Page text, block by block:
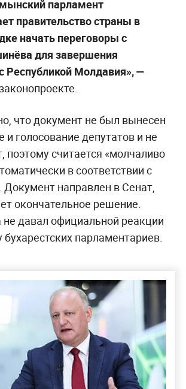
парламент
правительство страны в
начать переговоры с
для завершения
Республикой Молдавия», —
что документ не был вынесен
и голосование депутатов и не
поэтому считается «молчаливо
в соответствии с
Документ направлен в Сенат,
окончательное решение.
давал официальной реакции
бухарестских парламентариев.